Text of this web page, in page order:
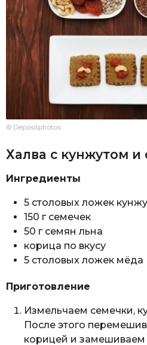
© Depositphotos
Халва с кунжутом
Ингредиенты
5 столовых ложек
150 г семечек
50 г семян льна
корица по вкусу
5 столовых ложек мёда
Приготовление
Измельчаем семечки,
После этого
корицей и замешиваем